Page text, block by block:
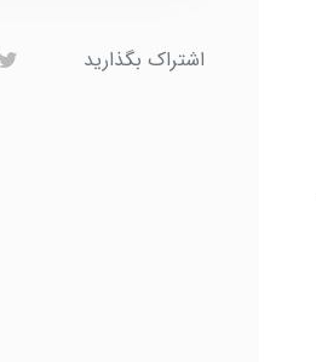
اشتراک بگذارید